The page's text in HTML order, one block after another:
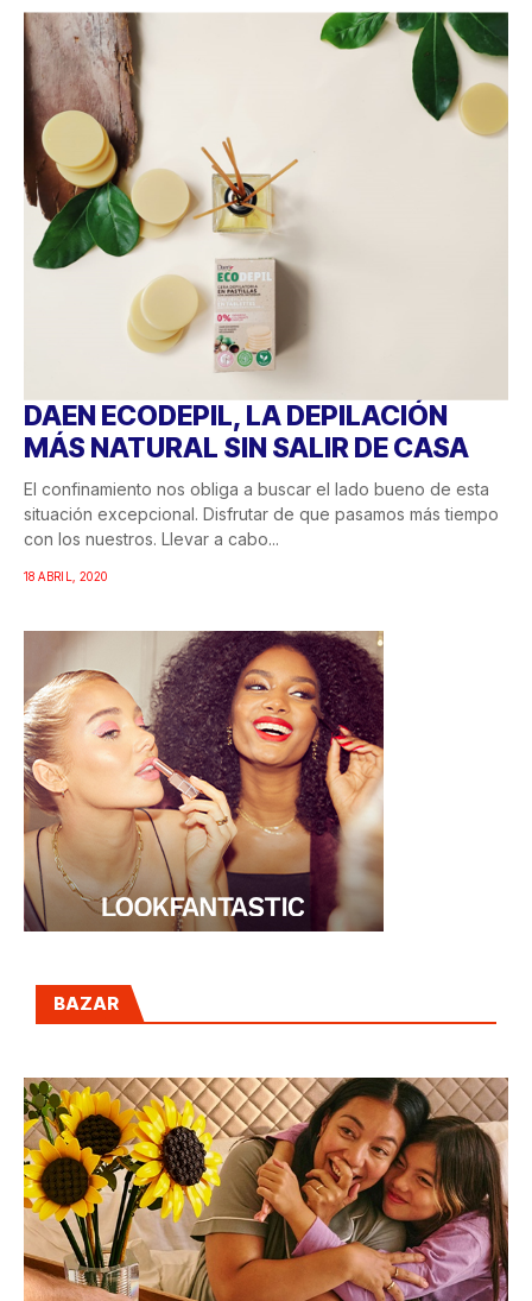
DAEN ECODEPIL, LA DEPILACIÓN
MÁS NATURAL SIN SALIR DE CASA
El confinamiento nos obliga a buscar el lado bueno de esta
situación excepcional. Disfrutar de que pasamos más tiempo
con los nuestros. Llevar a cabo...
18 ABRIL, 2020
BAZAR